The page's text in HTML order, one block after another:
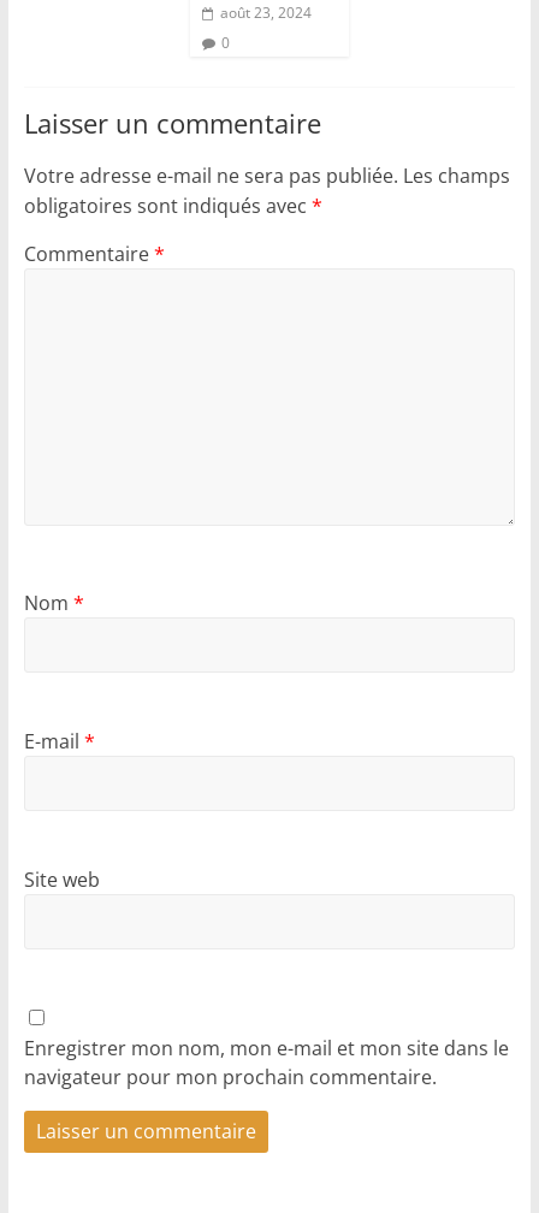
août 23, 2024
0
Laisser un commentaire
Votre adresse e-mail ne sera pas publiée. Les champs
obligatoires sont indiqués avec *
Commentaire*
Nom *
E-mail *
Site web
Enregistrer mon nom, mon e-mail et mon site dans le
navigateur pour mon prochain commentaire.